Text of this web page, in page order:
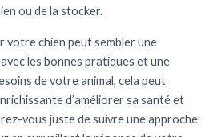
ou de la stocker.
votre chien peut sembler une
les bonnes pratiques et une
de votre animal, cela peut
d’améliorer sa santé et
vous juste de suivre une approche